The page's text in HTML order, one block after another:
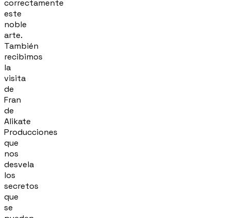
correctamente
este
noble
arte.
También
recibimos
la
visita
de
Fran
de
Alikate
Producciones
que
nos
desvela
los
secretos
que
se